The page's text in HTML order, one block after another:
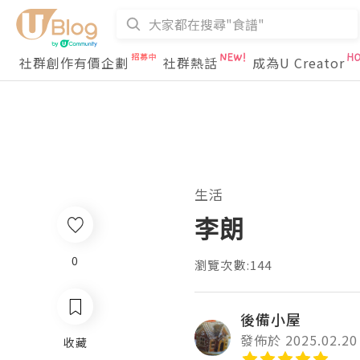
社群創作有價企劃 社群熱話 成為U Creator
生活
李朗
瀏覽次數:144
後備小屋
發佈於 2025.02.20
0
收藏